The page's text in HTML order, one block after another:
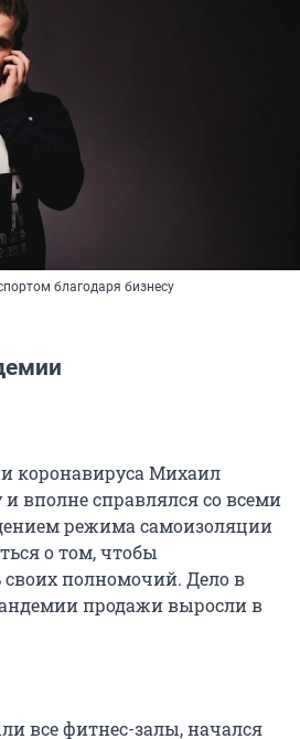
благодаря бизнесу
коронавируса Михаил
вполне справлялся со всеми
режима самоизоляции
о том, чтобы
своих полномочий. Дело в
продажи выросли в
все фитнес-залы, начался